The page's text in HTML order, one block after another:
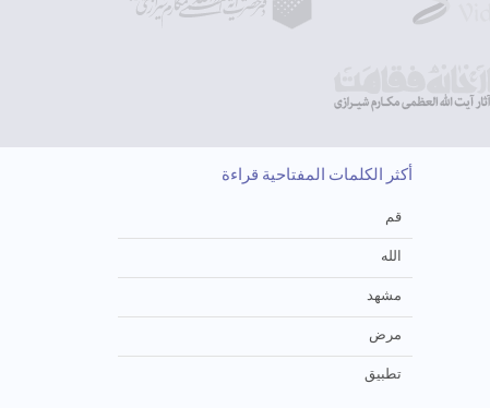
أكثر الكلمات المفتاحية قراءة
قم
الله
مشهد
مرض
تطبيق